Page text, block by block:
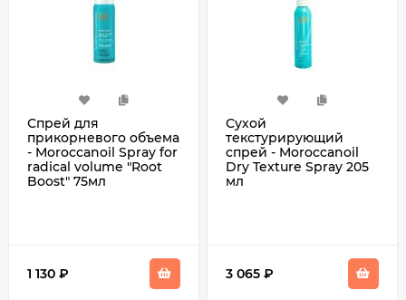
Спрей для
прикорневого объема
- Moroccanoil Spray for
radical volume "Root
Boost" 75мл
1 130 ₽
Сухой
текстурирующий
спрей - Moroccanoil
Dry Texture Spray 205
мл
3 065 ₽